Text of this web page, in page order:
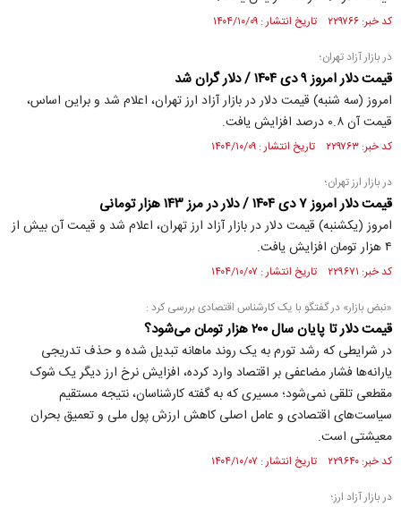
کد خبر: ۲۲۹۷۶۶ تاریخ انتشار : ۱۴۰۴/۱۰/۰۹
در بازار آزاد تهران؛
قیمت دلار امروز ۹ دی ۱۴۰۴ / دلار گران شد
امروز (سه شنبه) قیمت دلار در بازار آزاد ارز تهران، اعلام شد و براین اساس،
قیمت آن ۰.۸ درصد افزایش یافت.
کد خبر: ۲۲۹۷۶۳ تاریخ انتشار : ۱۴۰۴/۱۰/۰۹
در بازار ارز تهران؛
قیمت دلار امروز ۷ دی ۱۴۰۴ / دلار در مرز ۱۴۳ هزار تومانی
امروز (یکشنبه) قیمت دلار در بازار آزاد ارز تهران، اعلام شد و قیمت آن بیش از
۴ هزار تومان افزایش یافت.
کد خبر: ۲۲۹۶۷۱ تاریخ انتشار : ۱۴۰۴/۱۰/۰۷
«نبض بازار» در گفتگو با یک کارشناس اقتصادی بررسی کرد :
قیمت دلار تا پایان سال ۲۰۰ هزار تومان می‌شود؟
در شرایطی که رشد تورم به یک روند ماهانه تبدیل شده و حذف تدریجی
یارانه‌ها فشار مضاعفی بر اقتصاد وارد کرده، افزایش نرخ ارز دیگر یک شوک
مقطعی تلقی نمی‌شود؛ مسیری که به گفته کارشناسان، نتیجه مستقیم
سیاست‌های اقتصادی و عامل اصلی کاهش ارزش پول ملی و تعمیق بحران
معیشتی است.
کد خبر: ۲۲۹۶۴۰ تاریخ انتشار : ۱۴۰۴/۱۰/۰۷
در بازار آزاد ارز؛